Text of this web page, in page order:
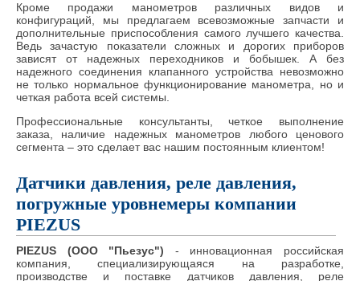
Кроме продажи манометров различных видов и
конфигураций, мы предлагаем всевозможные запчасти и
дополнительные приспособления самого лучшего качества.
Ведь зачастую показатели сложных и дорогих приборов
зависят от надежных переходников и бобышек. А без
надежного соединения клапанного устройства невозможно
не только нормальное функционирование манометра, но и
четкая работа всей системы.
Профессиональные консультанты, четкое выполнение
заказа, наличие надежных манометров любого ценового
сегмента – это сделает вас нашим постоянным клиентом!
Датчики давления, реле давления,
погружные уровнемеры компании
PIEZUS
PIEZUS (ООО "Пьезус") - инновационная российская
компания, специализирующаяся на разработке,
производстве и поставке датчиков давления, реле